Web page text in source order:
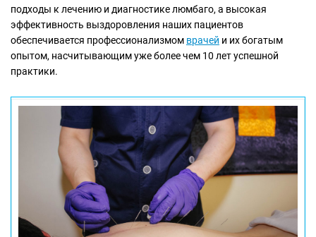
подходы к лечению и диагностике люмбаго, а высокая
эффективность выздоровления наших пациентов
обеспечивается профессионализмом врачей и их богатым
опытом, насчитывающим уже более чем 10 лет успешной
практики.